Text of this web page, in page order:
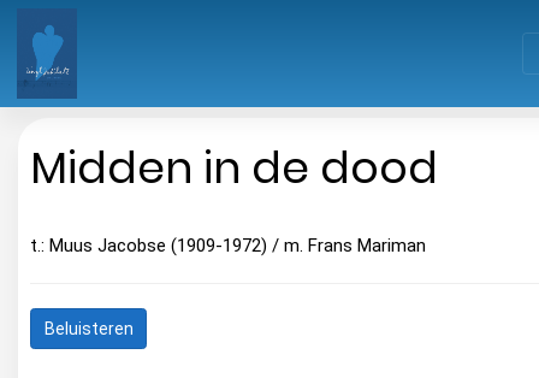
Midden in de dood
t.: Muus Jacobse (1909-1972) / m. Frans Mariman
Beluisteren